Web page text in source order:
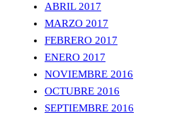
ABRIL 2017
MARZO 2017
FEBRERO 2017
ENERO 2017
NOVIEMBRE 2016
OCTUBRE 2016
SEPTIEMBRE 2016